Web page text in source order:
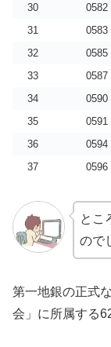
30
0582
31
0583
32
0585
33
0587
34
0590
35
0591
36
0594
37
0596
とこ
ので
第一地銀の正式
会」に所属する